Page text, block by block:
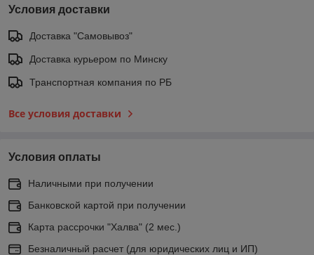
Условия доставки
Доставка "Самовывоз"
Доставка курьером по Минску
Транспортная компания по РБ
Все условия доставки
Условия оплаты
Наличными при получении
Банковской картой при получении
Карта рассрочки "Халва" (2 мес.)
Безналичный расчет (для юридических лиц и ИП)